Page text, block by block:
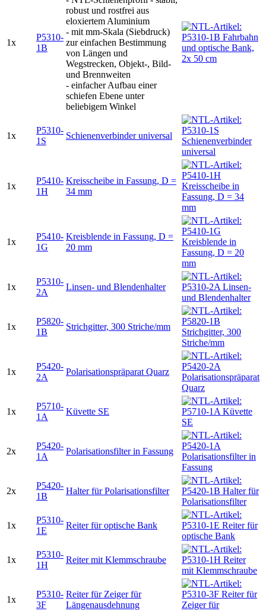
1x
P5310-
1B
robust und rostfrei aus
eloxiertem Aluminium
- mit mm-Skala (Siebdruck)
zur einfachen Bestimmung
von Längen und
Wegstrecken, Objekt-, Bild-
und Brennweiten
- einfacher Aufbau einer
schiefen Ebene unter
beliebigem Winkel
1x
P5310-
1S
Schienenverbinder universal
1x
P5410-
1H
Kreisscheibe in Fassung, D =
34 mm
1x
P5410-
1G
Kreisblende in Fassung, D =
20 mm
1x
P5310-
2A
Linsen- und Blendenhalter
1x
P5820-
1B
Strichgitter, 300 Striche/mm
1x
P5420-
2A
Polarisationspräparat Quarz
1x
P5710-
1A
Küvette SE
2x
P5420-
1A
Polarisationsfilter in Fassung
2x
P5420-
1B
Halter für Polarisationsfilter
1x
P5310-
1E
Reiter für optische Bank
1x
P5310-
1H
Reiter mit Klemmschraube
1x
P5310-
3F
Reiter für Zeiger für
Längenausdehnung